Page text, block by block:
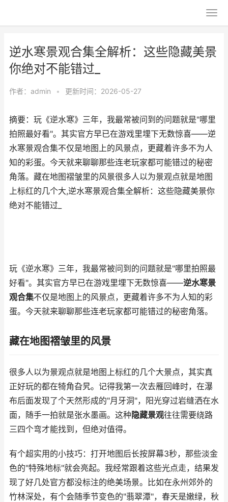
逆水寒景观合集全解析：这些隐藏美景
你绝对不能错过_
作者： admin • 更新时间：2026-05-27
摘要：玩《逆水寒》三年，我最常被问到的问题就是"哪里
拍照最好看"。其实官方早已在游戏里埋下无数惊喜——逆
水寒景观合集不仅是地图上的风景点，更藏着许多不为人
知的彩蛋。今天就来聊聊那些连老玩家都可能错过的秘密
角落。藏在地图褶皱里的风景很多人以为景观点就是地图
上标红的几个大,逆水寒景观合集全解析：这些隐藏美景你
绝对不能错过_
玩《逆水寒》三年，我最常被问到的问题就是"哪里拍照最
好看"。其实官方早已在游戏里埋下无数惊喜——逆水寒景
观合集不仅是地图上的风景点，更藏着许多不为人知的彩
蛋。今天就来聊聊那些连老玩家都可能错过的秘密角落。
藏在地图褶皱里的风景
很多人以为景观点就是地图上标红的几个大景点，其实真
正好玩的都在犄角旮旯。记得我第一次去雁回峰时，在瀑
布后面发现了个天然形成的"月牙洞"，阳光穿过岩缝洒在水
面，随手一拍就是张水墨画。这种 隐藏景观往往需要绕路
三四个弯才能找到，但绝对值得。
有个超实用的小技巧：打开地图后长按屏幕3秒，那些淡金
色的"特殊地标"就会亮起。我经常跟着这些光点走，结果发
现了好几处官方都没标注的绝美场景。比如在永州郊外的
竹林深处，有个会随季节变色的"翡翠潭"，春天是嫩绿，秋